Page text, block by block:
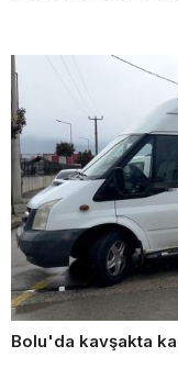
Bolu'da kavşakta